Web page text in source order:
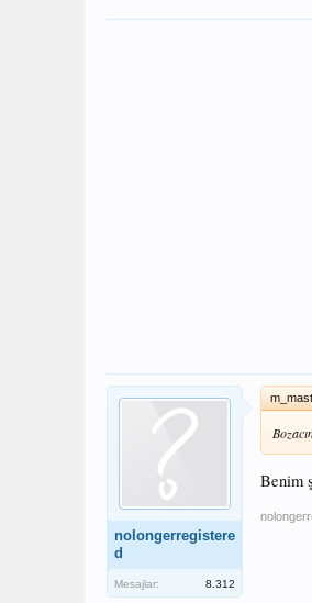
nolongerregistere
d
Mesajlar: 8.312
Benim